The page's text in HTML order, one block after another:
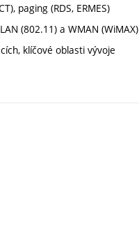
paging (RDS, ERMES)
(802.11) a WMAN (WiMAX)
klíčové oblasti vývoje